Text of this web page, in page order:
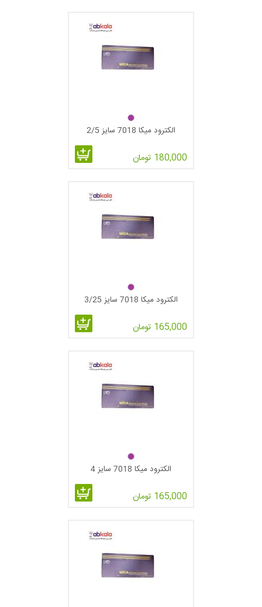
الکترود میکا 7018 سایز 2/5
180,000 تومان
الکترود میکا 7018 سایز 3/25
165,000 تومان
الکترود میکا 7018 سایز 4
165,000 تومان